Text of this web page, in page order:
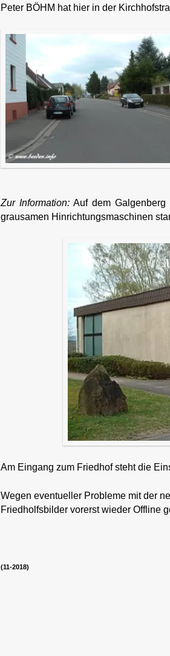
Peter BÖHM hat hier in der
Zur Information: Auf dem
grausamen Hinrichtungsmaschinen
Am Eingang zum Friedhof steht die
Wegen eventueller Probleme mit der
Friedholfsbilder vorerst wieder Offline
(11-2018)